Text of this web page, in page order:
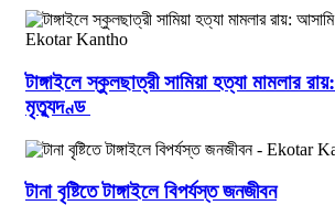
টাঙ্গাইলে স্কুলছাত্রী সামিয়া হত্যা মামলার
মৃত্যুদণ্ড
টানা বৃষ্টিতে টাঙ্গাইলে বিপর্যস্ত জনজীবন